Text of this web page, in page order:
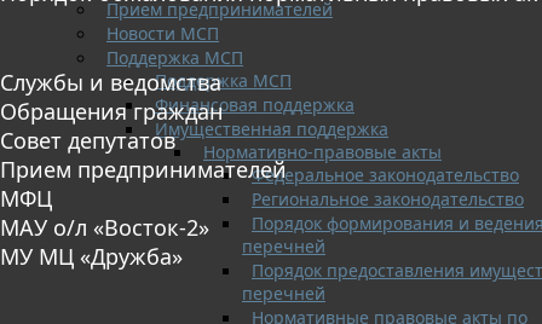
Прием предпринимателей
Новости МСП
Поддержка МСП
Поддержка МСП
Финансовая поддержка
Имущественная поддержка
Нормативно-правовые акты
Федеральное законодательство
Региональное законодательство
Порядок формирования и ведения
перечней
Порядок предоставления
перечней
Нормативные правовые акты по
Службы и ведомства
Обращения граждан
Совет депутатов
Прием предпринимателей
МФЦ
МАУ о/л «Восток-2»
МУ МЦ «Дружба»